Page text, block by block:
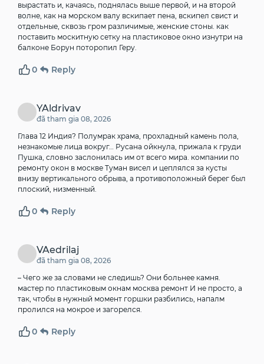
вырастать и, качаясь, поднялась выше первой, и на второй
волне, как на морском валу вскипает пена, вскипел свист и
отдельные, сквозь гром различимые, женские стоны. как
поставить москитную сетку на пластиковое окно изнутри на
балконе Борун поторопил Геру.
0 Reply
YAldrivav
đã tham gia 08, 2026
Глава 12 Индия? Полумрак храма, прохладный камень пола,
незнакомые лица вокруг… Русана ойкнула, прижала к груди
Пушка, словно заслонилась им от всего мира. компании по
ремонту окон в москве Туман висел и цеплялся за кусты
внизу вертикального обрыва, а противоположный берег был
плоский, низменный.
0 Reply
VAedrilaj
đã tham gia 08, 2026
– Чего же за словами не следишь? Они больнее камня.
мастер по пластиковым окнам москва ремонт И не просто, а
так, чтобы в нужный момент горшки разбились, напалм
пролился на мокрое и загорелся.
0 Reply